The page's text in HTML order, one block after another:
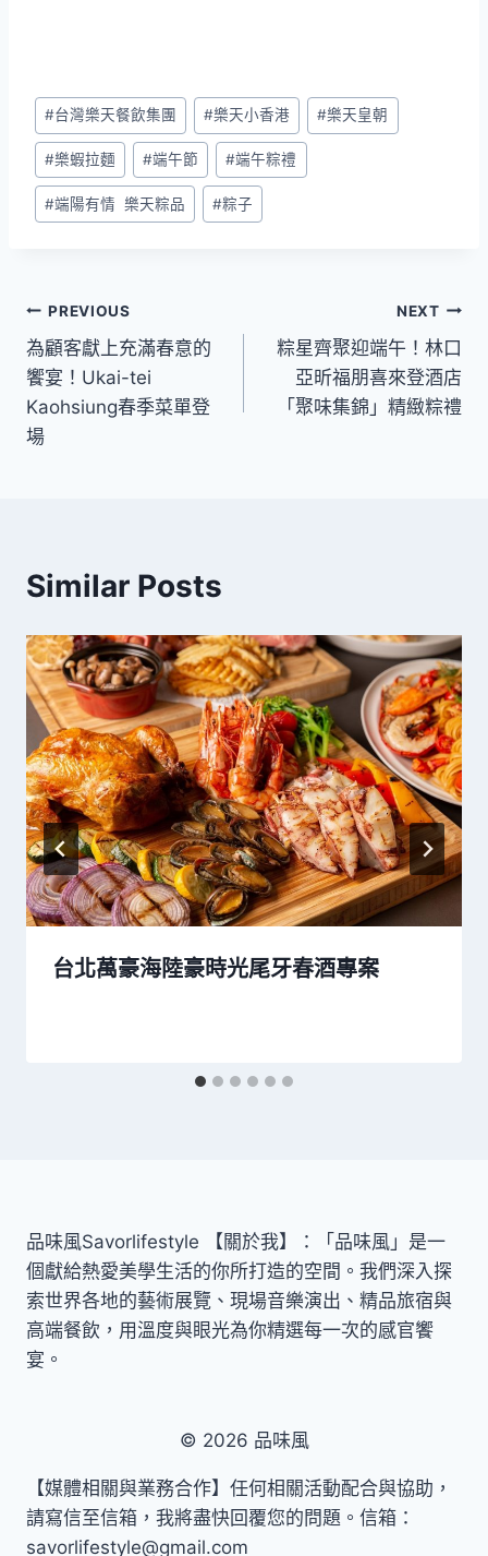
Post
Tags:
#台灣樂天餐飲集團 #樂天小香港 #樂天皇朝
#樂蝦拉麵 #端午節 #端午粽禮
#端陽有情 樂天粽品 #粽子
文
章
導
覽
PREVIOUS
為顧客獻上充滿春意的
饗宴！Ukai-tei
Kaohsiung春季菜單登
場
NEXT
粽星齊聚迎端午！林口
亞昕福朋喜來登酒店
「聚味集錦」精緻粽禮
Similar Posts
台北萬豪海陸豪時光尾牙春酒專案
品味風Savorlifestyle 【關於我】：「品味風」是一
個獻給熱愛美學生活的你所打造的空間。我們深入探
索世界各地的藝術展覽、現場音樂演出、精品旅宿與
高端餐飲，用溫度與眼光為你精選每一次的感官饗
宴。
© 2026 品味風
【媒體相關與業務合作】任何相關活動配合與協助，
請寫信至信箱，我將盡快回覆您的問題。信箱：
savorlifestyle@gmail.com